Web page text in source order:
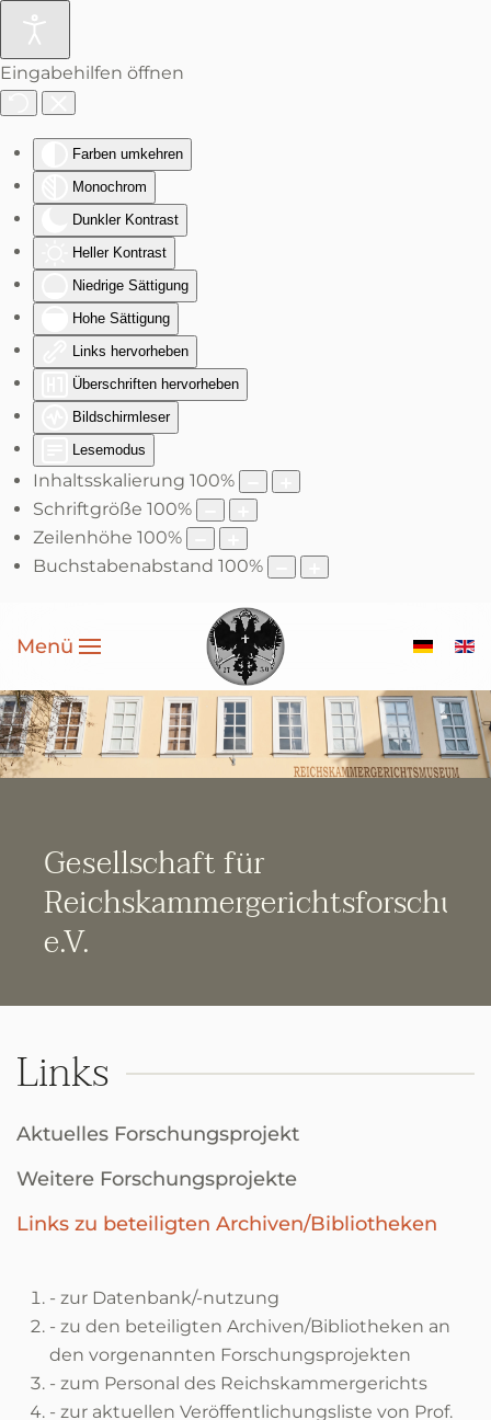
Eingabehilfen öffnen
Farben umkehren
Monochrom
Dunkler Kontrast
Heller Kontrast
Niedrige Sättigung
Hohe Sättigung
Links hervorheben
Überschriften hervorheben
Bildschirmleser
Lesemodus
Inhaltsskalierung 100%
Schriftgröße 100%
Zeilenhöhe 100%
Buchstabenabstand 100%
Zum Hauptinhalt springen
Menü
Gesellschaft für
Reichskammergerichtsforschung
e.V.
Links
Aktuelles Forschungsprojekt
Weitere Forschungsprojekte
Links zu beteiligten Archiven/Bibliotheken
- zur Datenbank/-nutzung
- zu den beteiligten Archiven/Bibliotheken an
den vorgenannten Forschungsprojekten
- zum Personal des Reichskammergerichts
- zur aktuellen Veröffentlichungsliste von Prof.